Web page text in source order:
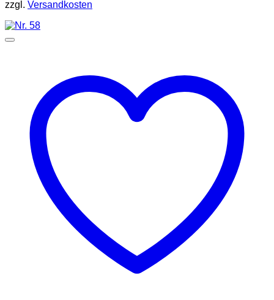
zzgl. Versandkosten